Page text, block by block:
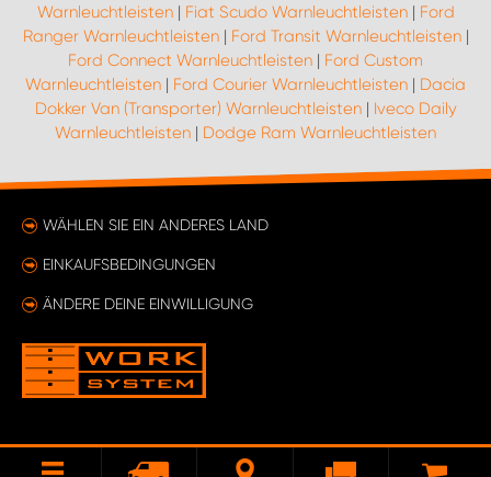
Warnleuchtleisten| Fiat Scudo Warnleuchtleisten| Ford
Ranger Warnleuchtleisten| Ford Transit Warnleuchtleisten|
Ford Connect Warnleuchtleisten | Ford Custom
Warnleuchtleisten | Ford Courier Warnleuchtleisten | Dacia
Dokker Van (Transporter) Warnleuchtleisten| Iveco Daily
Warnleuchtleisten | Dodge Ram Warnleuchtleisten
WÄHLEN SIE EIN ANDERES LAND
EINKAUFSBEDINGUNGEN
ÄNDERE DEINE EINWILLIGUNG